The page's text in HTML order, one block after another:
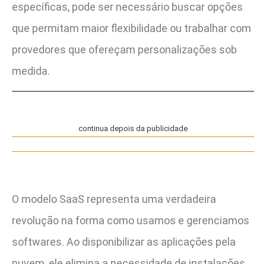
específicas, pode ser necessário buscar opções
que permitam maior flexibilidade ou trabalhar com
provedores que ofereçam personalizações sob
medida.
continua depois da publicidade
O modelo SaaS representa uma verdadeira
revolução na forma como usamos e gerenciamos
softwares. Ao disponibilizar as aplicações pela